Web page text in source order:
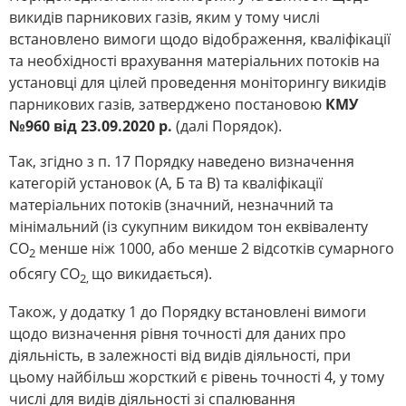
викидів парникових газів, яким у тому числі
встановлено вимоги щодо відображення, кваліфікації
та необхідності врахування матеріальних потоків на
установці для цілей проведення моніторингу викидів
парникових газів, затверджено постановою КМУ
№960 від 23.09.2020 р. (далі Порядок).
Так, згідно з п. 17 Порядку наведено визначення
категорій установок (А, Б та В) та кваліфікації
матеріальних потоків (значний, незначний та
мінімальний (із сукупним викидом тон еквіваленту
СО2 менше ніж 1000, або менше 2 відсотків сумарного
обсягу СО2, що викидається).
Також, у додатку 1 до Порядку встановлені вимоги
щодо визначення рівня точності для даних про
діяльність, в залежності від видів діяльності, при
цьому найбільш жорсткий є рівень точності 4, у тому
числі для видів діяльності зі спалювання